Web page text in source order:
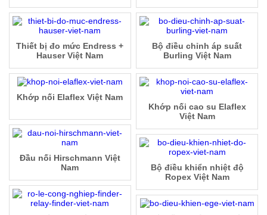
Thiết bị đo mức Endress +
Hauser Việt Nam
Bộ điều chỉnh áp suất
Burling Việt Nam
Khớp nối Elaflex Việt Nam
Khớp nối cao su Elaflex
Việt Nam
Đầu nối Hirschmann Việt
Nam
Bộ điều khiển nhiệt độ
Ropex Việt Nam